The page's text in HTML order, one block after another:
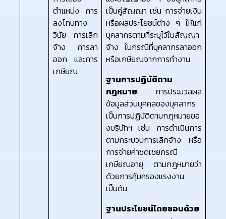
ตำแหน่ง การ
ลงโทษทาง
วินัย การเลิก
จ้าง การลา
ออก และการ
เกษียณ
เป็นคู่สัญญา เช่น การจ่ายเงิน
หรือผลประโยชน์ต่าง ๆ ให้แก่
บุคลากรตามที่ระบุไว้ในสัญญา
จ้าง ในกรณีที่บุคลากรลาออก
หรือเกษียณจากการทำงาน
ฐานการปฏิบัติตาม
กฎหมาย: การประมวลผล
ข้อมูลส่วนบุคคลของบุคลากร
เป็นการปฏิบัติตามกฎหมายขอ
งบริษัทฯ เช่น การดำเนินการ
ตามกระบวนการเลิกจ้าง หรือ
การจ่ายค่าชดเชยกรณี
เกษียณอายุ ตามกฎหมายว่า
ด้วยการคุ้มครองแรงงาน
เป็นต้น
ฐานประโยชน์โดยชอบด้วย